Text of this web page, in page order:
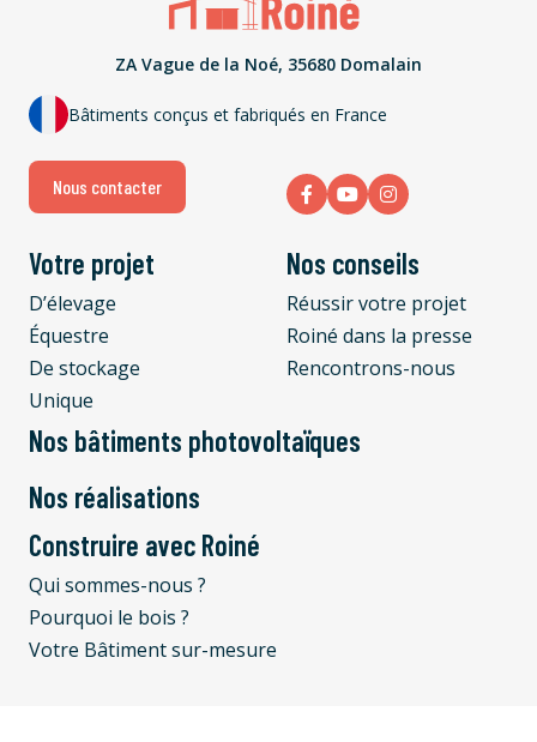
ZA Vague de la Noé, 35680 Domalain
Nous contacter
Bâtiments conçus et fabriqués en France
Votre projet
D’élevage
Équestre
De stockage
Unique
Nos bâtiments photovoltaïques
Nos réalisations
Nos conseils
Réussir votre projet
Roiné dans la presse
Rencontrons-nous
Construire avec Roiné
Qui sommes-nous ?
Pourquoi le bois ?
Votre Bâtiment sur-mesure